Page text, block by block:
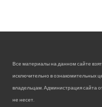
Все материалы на данном сайте
исключительно в ознакомительных
владельцам. Администрация сайта
не несет.